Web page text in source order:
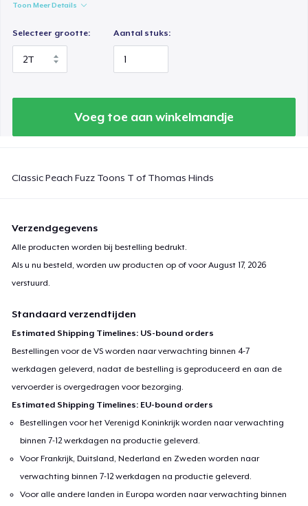
Toon Meer Details
Selecteer grootte: Aantal stuks:
Voeg toe aan winkelmandje
Classic Peach Fuzz Toons T of Thomas Hinds
Verzendgegevens
Alle producten worden bij bestelling bedrukt.
Als u nu besteld, worden uw producten op of voorAugust 17, 2026
verstuurd.
Standaard verzendtijden
Estimated Shipping Timelines: US-bound orders
Bestellingen voor de VS worden naar verwachting binnen 4-7
werkdagen geleverd, nadat de bestelling is geproduceerd en aan de
vervoerder is overgedragen voor bezorging.
Estimated Shipping Timelines: EU-bound orders
Bestellingen voor het Verenigd Koninkrijk worden naar verwachting
binnen 7-12 werkdagen na productie geleverd.
Voor Frankrijk, Duitsland, Nederland en Zweden worden naar
verwachting binnen 7-12 werkdagen na productie geleverd.
Voor alle andere landen in Europa worden naar verwachting binnen